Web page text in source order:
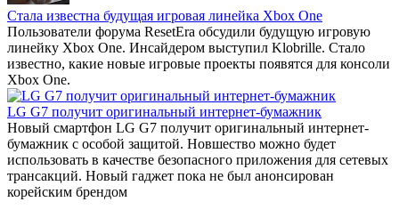
Стала известна будущая игровая линейка Xbox One
Пользователи форума ResetEra обсудили будущую игровую
линейку Xbox One. Инсайдером выступил Klobrille. Стало
известно, какие новые игровые проекты появятся для консоли
Xbox One.
LG G7 получит оригинальный интернет-бумажник
Новый смартфон LG G7 получит оригинальный интернет-
бумажник с особой защитой. Новшество можно будет
использовать в качестве безопасного приложения для сетевых
трансакций. Новый гаджет пока не был анонсирован
корейским брендом